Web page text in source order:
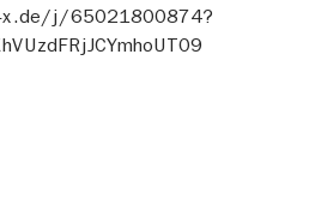
x.de/j/65021800874?